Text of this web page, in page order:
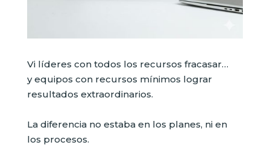
Vi líderes con todos los recursos fracasar…
y equipos con recursos mínimos lograr
resultados extraordinarios.
La diferencia no estaba en los planes, ni en
los procesos.